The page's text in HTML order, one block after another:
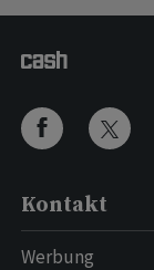
Kontakt
Werbung